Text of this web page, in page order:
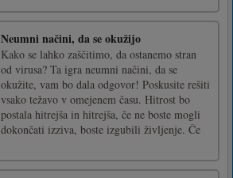
Neumni načini, da se okužijo
Kako se lahko zaščitimo, da ostanemo stran
od virusa? Ta igra neumni načini, da se
okužite, vam bo dala odgovor! Poskusite rešiti
vsako težavo v omejenem času. Hitrost bo
postala hitrejša in hitrejša, če ne boste mogli
dokončati izziva, boste izgubili življenje. Če